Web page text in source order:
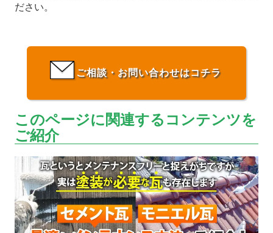
ださい。
ご相談・お問い合わせはコチラ
このページに関連するコンテンツを
ご紹介